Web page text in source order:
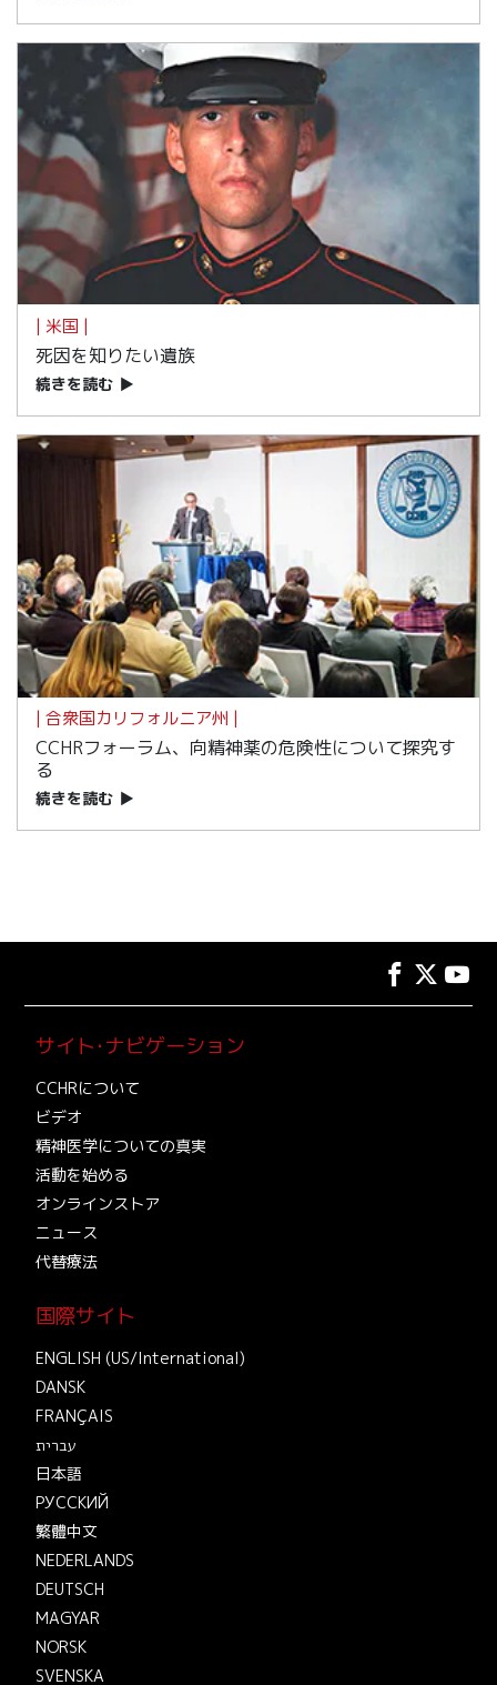
| 米国 |
死因を知りたい遺族
続きを読む ▶
| 合衆国カリフォルニア州 |
CCHRフォーラム、向精神薬の危険性について探究す
る
続きを読む ▶
サイト･ナビゲーション
CCHRについて
ビデオ
精神医学についての真実
活動を始める
オンラインストア
ニュース
代替療法
国際サイト
ENGLISH (US/International)
DANSK
FRANÇAIS
עברית
日本語
РУССКИЙ
繁體中文
NEDERLANDS
DEUTSCH
MAGYAR
NORSK
SVENSKA